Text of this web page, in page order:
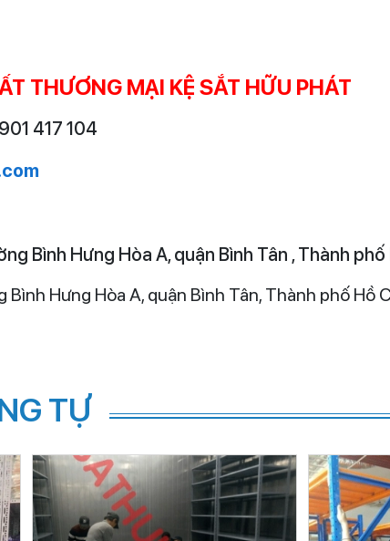
THƯƠNG MẠI KỆ SẮT HỮU PHÁT
417 104
Bình Hưng Hòa A, quận Bình Tân , Thành phố
Hưng Hòa A, quận Bình Tân, Thành phố Hồ
TỰ